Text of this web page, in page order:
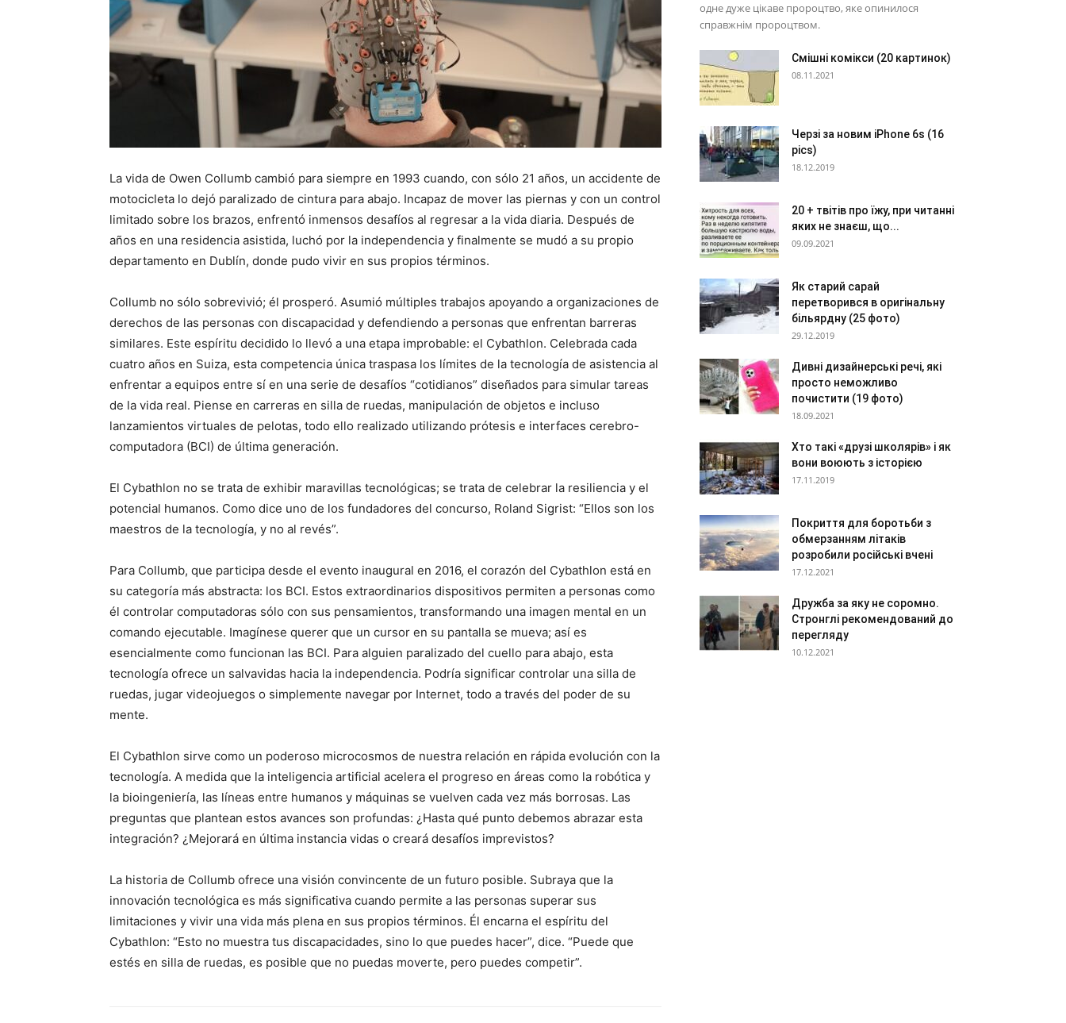
La vida de Owen Collumb cambió para siempre en 1993 cuando, con sólo 21 años, un accidente de
motocicleta lo dejó paralizado de cintura para abajo. Incapaz de mover las piernas y con un control
limitado sobre los brazos, enfrentó inmensos desafíos al regresar a la vida diaria. Después de
años en una residencia asistida, luchó por la independencia y finalmente se mudó a su propio
departamento en Dublín, donde pudo vivir en sus propios términos.
Collumb no sólo sobrevivió; él prosperó. Asumió múltiples trabajos apoyando a organizaciones de
derechos de las personas con discapacidad y defendiendo a personas que enfrentan barreras
similares. Este espíritu decidido lo llevó a una etapa improbable: el Cybathlon. Celebrada cada
cuatro años en Suiza, esta competencia única traspasa los límites de la tecnología de asistencia al
enfrentar a equipos entre sí en una serie de desafíos “cotidianos” diseñados para simular tareas
de la vida real. Piense en carreras en silla de ruedas, manipulación de objetos e incluso
lanzamientos virtuales de pelotas, todo ello realizado utilizando prótesis e interfaces cerebro-
computadora (BCI) de última generación.
El Cybathlon no se trata de exhibir maravillas tecnológicas; se trata de celebrar la resiliencia y el
potencial humanos. Como dice uno de los fundadores del concurso, Roland Sigrist: “Ellos son los
maestros de la tecnología, y no al revés”.
Para Collumb, que participa desde el evento inaugural en 2016, el corazón del Cybathlon está en
su categoría más abstracta: los BCI. Estos extraordinarios dispositivos permiten a personas como
él controlar computadoras sólo con sus pensamientos, transformando una imagen mental en un
comando ejecutable. Imagínese querer que un cursor en su pantalla se mueva; así es
esencialmente como funcionan las BCI. Para alguien paralizado del cuello para abajo, esta
tecnología ofrece un salvavidas hacia la independencia. Podría significar controlar una silla de
ruedas, jugar videojuegos o simplemente navegar por Internet, todo a través del poder de su
mente.
El Cybathlon sirve como un poderoso microcosmos de nuestra relación en rápida evolución con la
tecnología. A medida que la inteligencia artificial acelera el progreso en áreas como la robótica y
la bioingeniería, las líneas entre humanos y máquinas se vuelven cada vez más borrosas. Las
preguntas que plantean estos avances son profundas: ¿Hasta qué punto debemos abrazar esta
integración? ¿Mejorará en última instancia vidas o creará desafíos imprevistos?
La historia de Collumb ofrece una visión convincente de un futuro posible. Subraya que la
innovación tecnológica es más significativa cuando permite a las personas superar sus
limitaciones y vivir una vida más plena en sus propios términos. Él encarna el espíritu del
Cybathlon: “Esto no muestra tus discapacidades, sino lo que puedes hacer”, dice. “Puede que
estés en silla de ruedas, es posible que no puedas moverte, pero puedes competir”.
одне дуже цікаве пророцтво, яке опинилося
справжнім пророцтвом.
Смішні комікси (20 картинок)
08.11.2021
Черзі за новим iPhone 6s (16
pics)
18.12.2019
20 + твітів про їжу, при читанні
яких не знаєш, що...
09.09.2021
Як старий сарай
перетворився в оригінальну
більярдну (25 фото)
29.12.2019
Дивні дизайнерські речі, які
просто неможливо
почистити (19 фото)
18.09.2021
Хто такі «друзі школярів» і як
вони воюють з історією
17.11.2019
Покриття для боротьби з
обмерзанням літаків
розробили російські вчені
17.12.2021
Дружба за яку не соромно.
Стронглі рекомендований до
перегляду
10.12.2021